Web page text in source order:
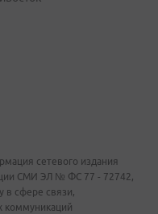
сетевого издания
СМИ ЭЛ № ФС 77 - 72742,
в сфере связи,
коммуникаций